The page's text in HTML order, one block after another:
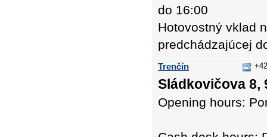
do 16:00
Hotovostný vklad
predchádzajúcej
Trenčín
Sládkovičova 8,
Opening hours: